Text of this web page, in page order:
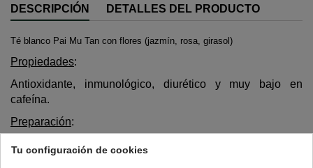
DESCRIPCIÓN DETALLES DEL PRODUCTO
Té blanco Pai Mu Tan con flores (jazmín, rosa, girasol)
Propiedades:
Antioxidante, inmunológico, diurético y muy bajo en
cafeína.
Preparación:
Cantidad: una cucharadita de postre colmada.
Tu configuración de cookies